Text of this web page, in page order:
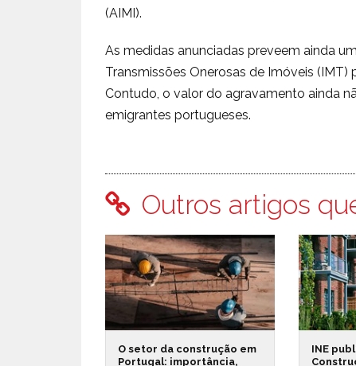
(AIMI).
As medidas anunciadas preveem ainda
Transmissões Onerosas de Imóveis
Contudo, o valor do agravamento ainda
emigrantes portugueses.
Outros artigos
O setor da construção em
Portugal: importância,
INE